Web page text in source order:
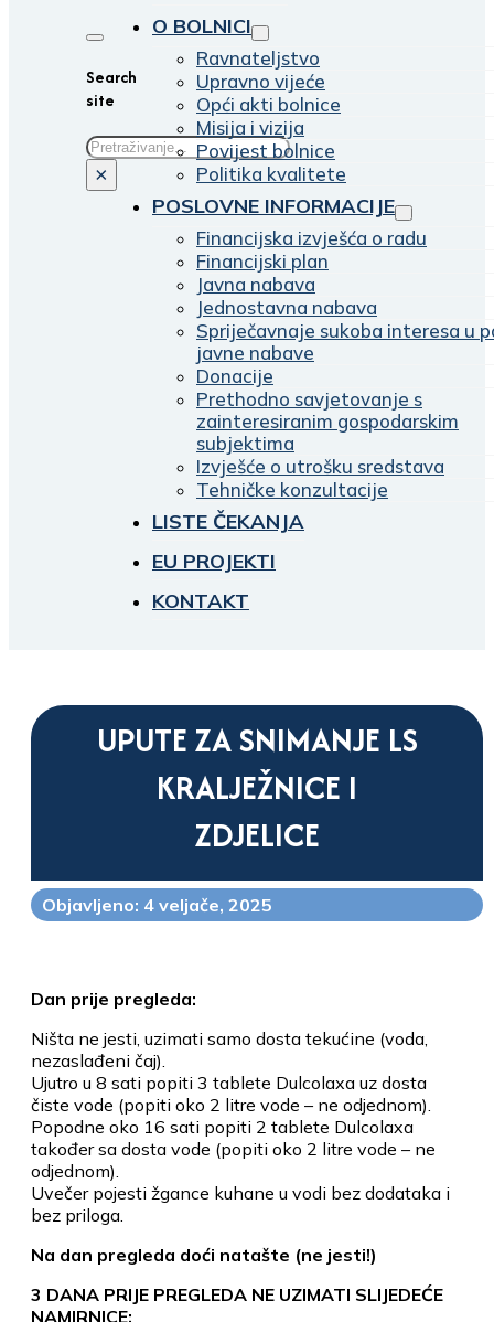
Search
site
Traži
×
O BOLNICI
Ravnateljstvo
Upravno vijeće
Opći akti bolnice
Misija i vizija
Povijest bolnice
Politika kvalitete
POSLOVNE INFORMACIJE
Financijska izvješća o radu
Financijski plan
Javna nabava
Jednostavna nabava
Spriječavnaje sukoba interesa u
javne nabave
Donacije
Prethodno savjetovanje s
zainteresiranim gospodarskim
subjektima
Izvješće o utrošku sredstava
Tehničke konzultacije
LISTE ČEKANJA
EU PROJEKTI
KONTAKT
UPUTE ZA SNIMANJE LS
KRALJEŽNICE I
ZDJELICE
Objavljeno: 4 veljače, 2025
Dan prije pregleda:
Ništa ne jesti, uzimati samo dosta tekućine (voda,
nezaslađeni čaj).
Ujutro u 8 sati popiti 3 tablete Dulcolaxa uz dosta
čiste vode (popiti oko 2 litre vode – ne odjednom).
Popodne oko 16 sati popiti 2 tablete Dulcolaxa
također sa dosta vode (popiti oko 2 litre vode – ne
odjednom).
Uvečer pojesti žgance kuhane u vodi bez dodataka i
bez priloga.
Na dan pregleda doći natašte (ne jesti!)
3 DANA PRIJE PREGLEDA NE UZIMATI SLIJEDEĆE
NAMIRNICE: